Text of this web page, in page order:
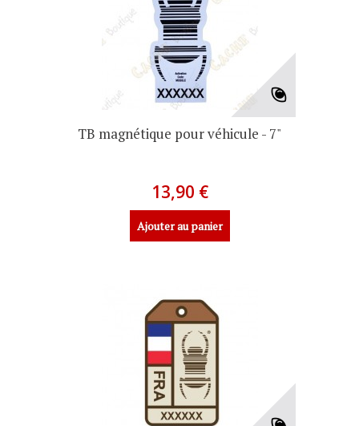
TB magnétique pour véhicule - 7"
13,90 €
Ajouter au panier